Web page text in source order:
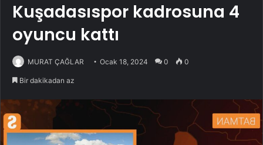
Kuşadasıspor kadrosuna 4
oyuncu kattı
MURAT ÇAĞLAR Ocak 18, 2024 0 0
Bir dakikadan az